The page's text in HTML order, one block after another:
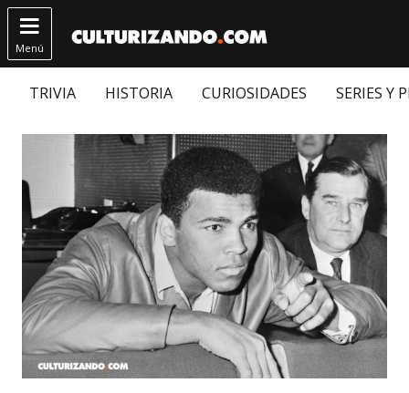

Menú
TRIVIA HISTORIA CURIOSIDADES SERIES Y